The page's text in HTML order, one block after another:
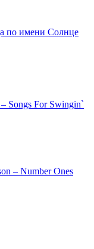
по имени Солнце
Songs For Swingin`
– Number Ones